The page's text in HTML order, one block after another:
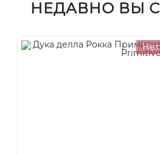
НЕДАВНО ВЫ